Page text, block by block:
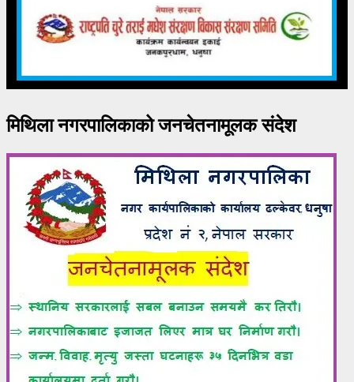
मिथिला नगरपालिकाको जनचेतनामूलक संदेश